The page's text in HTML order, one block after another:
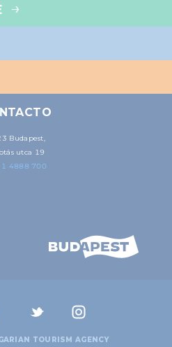
Budapest,
utca 19
1 4888 700
TOURISM AGENCY